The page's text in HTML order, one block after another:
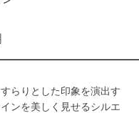
らりとした印象を演出す
ンを美しく見せるシルエ